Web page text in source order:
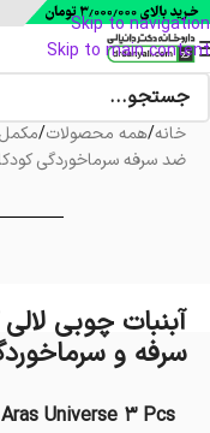
Skip to navigation
Skip to main content
خانه/همه محصولات/
ضد سرفه سرماخوردگی
آبنبات چوبی
سرفه و سرماخوردگی)
Universe 3 Pcs